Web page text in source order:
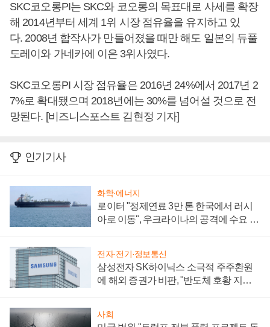
SKC코오롱PI는 SKC와 코오롱의 목표대로 사세를 확장
해 2014년부터 세계 1위 시장 점유율을 유지하고 있
다. 2008년 합작사가 만들어졌을 때만 해도 일본의 듀풀
도레이와 가네카에 이은 3위사였다.
SKC코오롱PI 시장 점유율은 2016년 24%에서 2017년 2
7%로 확대됐으며 2018년에는 30%를 넘어설 것으로 전
망된다. [비즈니스포스트 김현정 기자]
인기기사
화학·에너지
로이터 "정제연료 3만 톤 한국에서 러시
아로 이동", 우크라이나의 공격에 수요 늘
전자·전기·정보통신
삼성전자 SK하이닉스 소극적 주주환원
에 해외 증권가 비판, "반도체 호황 지속
사회